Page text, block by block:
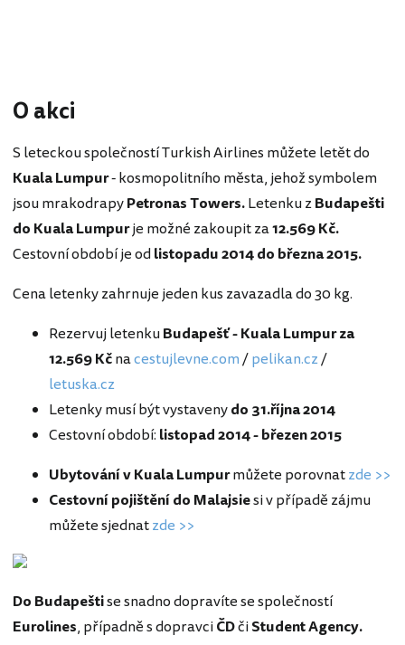
O akci
S leteckou společností Turkish Airlines můžete letět do
Kuala Lumpur- kosmopolitního města, jehož symbolem
jsou mrakodrapyPetronas Towers.Letenku zBudapešti
do Kuala Lumpurje možné zakoupit za12.569 Kč.
Cestovní období je odlistopadu 2014 do března 2015.
Cena letenky zahrnuje jeden kus zavazadla do 30 kg.
Rezervuj letenkuBudapešť - Kuala Lumpur za
12.569 Kčnacestujlevne.com/pelikan.cz/
letuska.cz
Letenky musí být vystavenydo 31.října 2014
Cestovní období: listopad 2014 - březen 2015
Ubytování v Kuala Lumpurmůžete porovnatzde >>
Cestovní pojištění do Malajsiesi v případě zájmu
můžete sjednatzde >>
Do Budapeštise snadno dopravíte se společností
Eurolines, případně s dopravciČDčiStudent Agency.